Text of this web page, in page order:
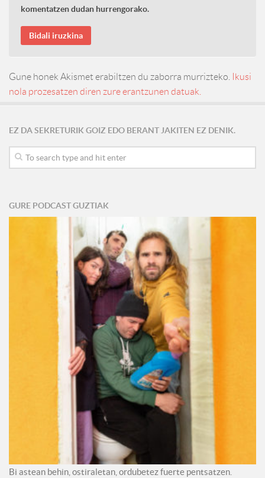
komentatzen dudan hurrengorako.
Gune honek Akismet erabiltzen du zaborra murrizteko.
Ikusi
nola prozesatzen diren zure erantzunen datuak.
EZ DA SEKRETURIK GOIZ EDO BERANT JAKITEN EZ DENIK.
GURE PODCAST GUZTIAK
Bi astean behin, ostiraletan, ordubetez fuerte pentsatzen.